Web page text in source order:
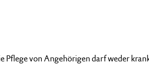
Pflege von Angehörigen darf weder